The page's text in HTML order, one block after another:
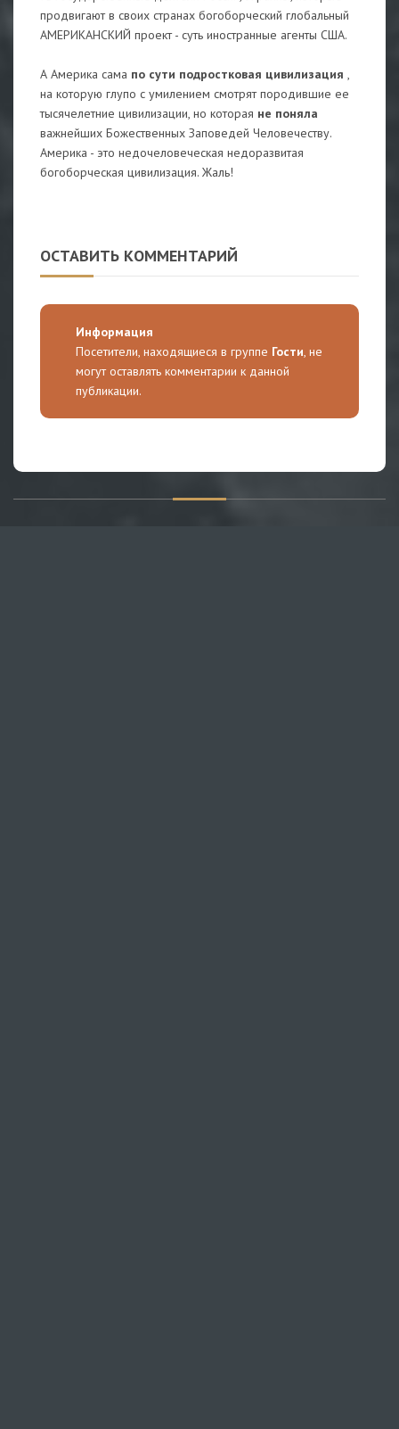
продвигают в своих странах богоборческий глобальный
АМЕРИКАНСКИЙ проект - суть иностранные агенты США.
А Америка сама по сути подростковая цивилизация ,
на которую глупо с умилением смотрят породившие ее
тысячелетние цивилизации, но которая не поняла
важнейших Божественных Заповедей Человечеству.
Америка - это недочеловеческая недоразвитая
богоборческая цивилизация. Жаль!
ОСТАВИТЬ КОММЕНТАРИЙ
Информация
Посетители, находящиеся в группе Гости, не
могут оставлять комментарии к данной
публикации.